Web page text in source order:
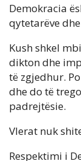
Demokracia
qytetarëve
Kush shkel
dikton dhe
të zgjedhur.
dhe do të
padrejtësie.
Vlerat nuk
Respektimi i